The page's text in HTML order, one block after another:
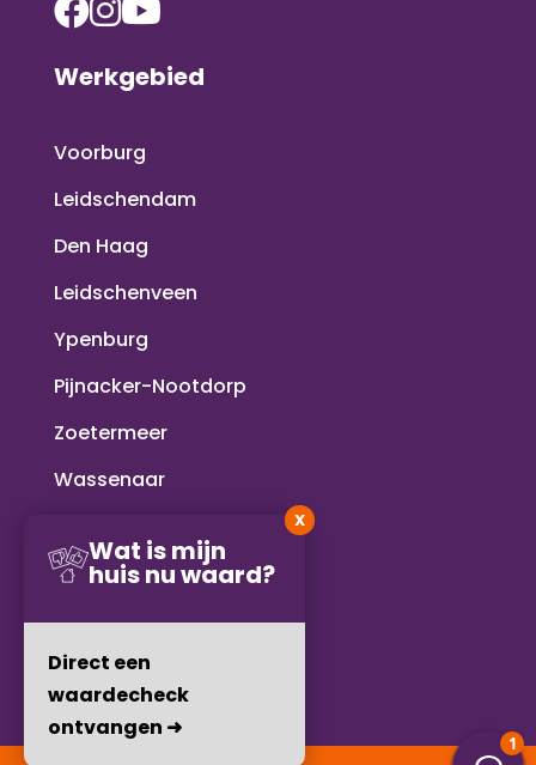
Werkgebied
Voorburg
Leidschendam
Den Haag
Leidschenveen
Ypenburg
Pijnacker-Nootdorp
Zoetermeer
Wassenaar
Rijswijk
Delft
Wat is mijn
huis nu waard?
Direct een
waardecheck
ontvangen ➜
X